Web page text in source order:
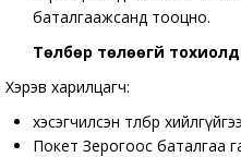
баталгаажсанд тооцно.
Төлбөр төлөөгүй
Хэрэв харилцагч:
хэсэгчилсэн төлбөр
Покет Зерогоос баталгаа